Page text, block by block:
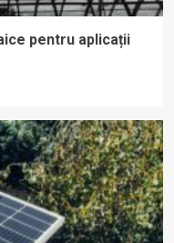
pentru aplicații